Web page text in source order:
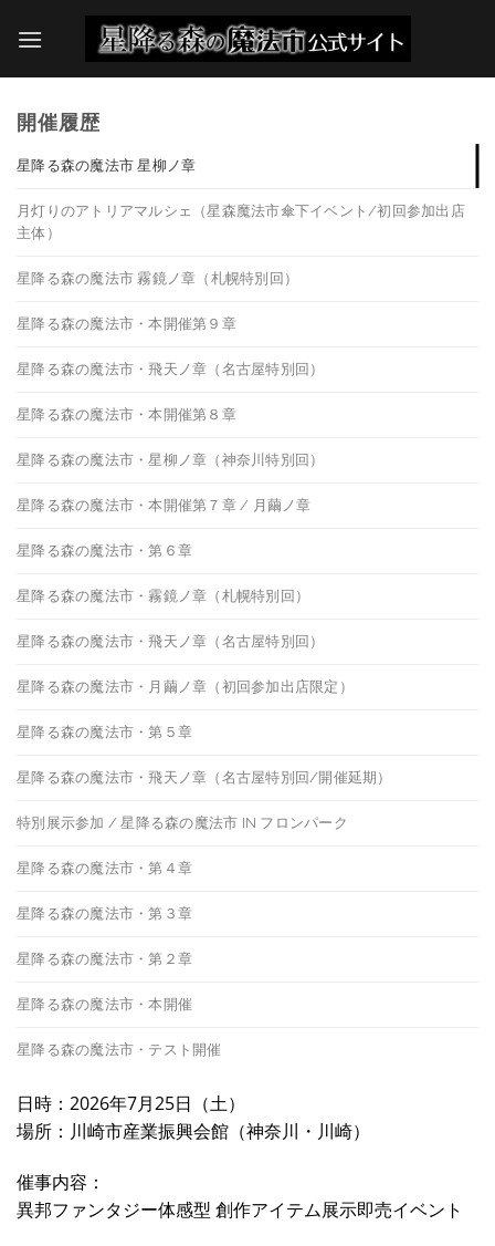
開催履歴
星降る森の魔法市 星柳ノ章
月灯りのアトリアマルシェ（星森魔法市傘下イベント/初回参加出店
主体）
星降る森の魔法市 霧鏡ノ章（札幌特別回）
星降る森の魔法市・本開催第９章
星降る森の魔法市・飛天ノ章（名古屋特別回）
星降る森の魔法市・本開催第８章
星降る森の魔法市・星柳ノ章（神奈川特別回）
星降る森の魔法市・本開催第７章 / 月繭ノ章
星降る森の魔法市・第６章
星降る森の魔法市・霧鏡ノ章（札幌特別回）
星降る森の魔法市・飛天ノ章（名古屋特別回）
星降る森の魔法市・月繭ノ章（初回参加出店限定）
星降る森の魔法市・第５章
星降る森の魔法市・飛天ノ章（名古屋特別回/開催延期）
特別展示参加 / 星降る森の魔法市 IN フロンパーク
星降る森の魔法市・第４章
星降る森の魔法市・第３章
星降る森の魔法市・第２章
星降る森の魔法市・本開催
星降る森の魔法市・テスト開催
日時：2026年7月25日（土）
場所：川崎市産業振興会館（神奈川・川崎）
催事内容：
異邦ファンタジー体感型 創作アイテム展示即売イベント